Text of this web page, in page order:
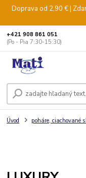
Doprava od 2,90 € |
+421 908 861 051
(Po - Pia 7:30-15:30)
Úvod poháre, ciachované